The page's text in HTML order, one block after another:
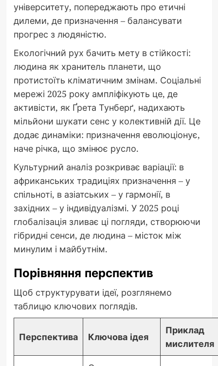
університету, попереджають про етичні
дилеми, де призначення – балансувати
прогрес з людяністю.
Екологічний рух бачить мету в стійкості:
людина як хранитель планети, що
протистоїть кліматичним змінам. Соціальні
мережі 2025 року ампліфікують це, де
активісти, як Ґрета Тунберґ, надихають
мільйони шукати сенс у колективній дії. Це
додає динаміки: призначення еволюціонує,
наче річка, що змінює русло.
Культурний аналіз розкриває варіації: в
африканських традиціях призначення – у
спільноті, в азіатських – у гармонії, в
західних – у індивідуалізмі. У 2025 році
глобалізація зливає ці погляди, створюючи
гібридні сенси, де людина – місток між
минулим і майбутнім.
Порівняння перспектив
Щоб структурувати ідеї, розглянемо
таблицю ключових поглядів.
Перспектива Ключова ідея
Приклад
мислителя